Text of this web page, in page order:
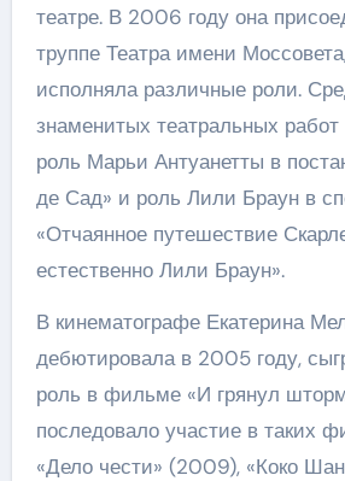
театре. В 2006 году она
труппе Театра имени
исполняла различные роли.
знаменитых театральных
роль Марьи Антуанетты в
де Сад» и роль Лили Браун в
«Отчаянное путешествие
естественно Лили Браун».
В кинематографе Екатерина
дебютировала в 2005 году,
роль в фильме «И грянул
последовало участие в таких
«Дело чести» (2009), «Коко